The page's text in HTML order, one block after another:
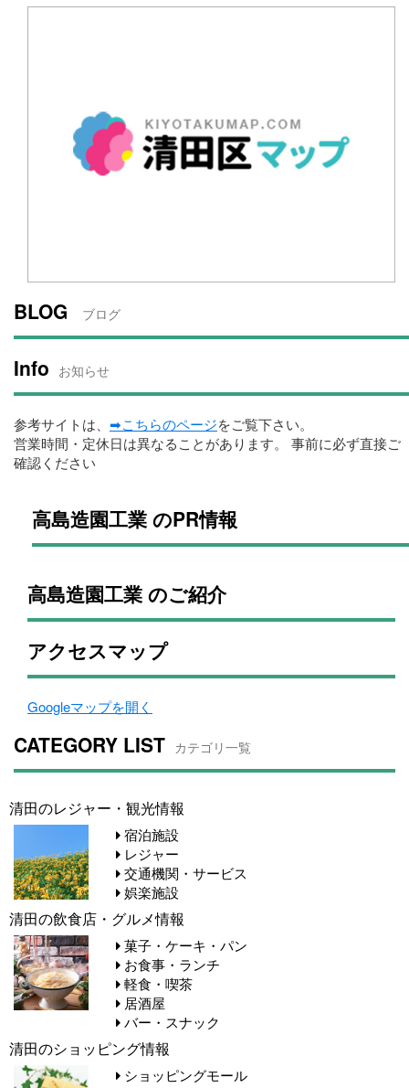
BLOG ブログ
Info お知らせ
参考サイトは、 ➡こちらのページをご覧下さい。
営業時間・定休日は異なることがあります。 事前に必ず直接ご
確認ください
高島造園工業 のPR情報
高島造園工業 のご紹介
アクセスマップ
Googleマップを開く
CATEGORY LIST カテゴリ一覧
清田のレジャー・観光情報
宿泊施設
レジャー
交通機関・サービス
娯楽施設
清田の飲食店・グルメ情報
菓子・ケーキ・パン
お食事・ランチ
軽食・喫茶
居酒屋
バー・スナック
清田のショッピング情報
ショッピングモール